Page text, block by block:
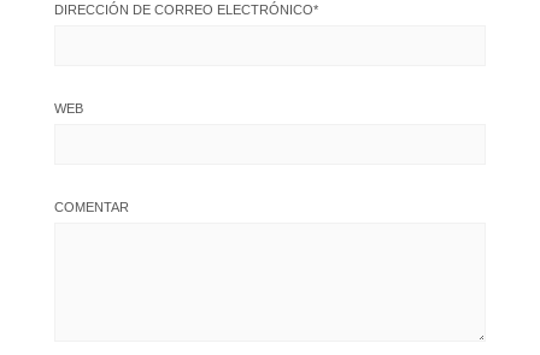
DIRECCIÓN DE CORREO ELECTRÓNICO*
WEB
COMENTAR